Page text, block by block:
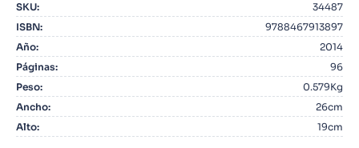
SKU:
34487
ISBN:
9788467913897
Año:
2014
Páginas:
96
Peso:
0.579Kg
Ancho:
26cm
Alto: 19cm
2. Blue Lock
3.
4. Odisea
5. Manga
6.